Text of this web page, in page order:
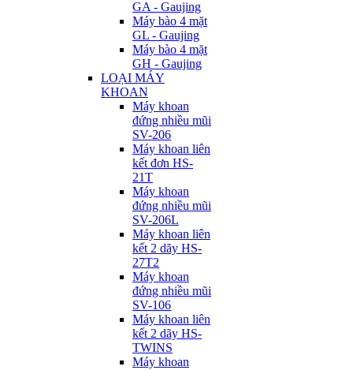
GA - Gaujing
Máy bào 4 mặt
GL - Gaujing
Máy bào 4 mặt
GH - Gaujing
LOẠI MÁY
KHOAN
Máy khoan
đứng nhiều mũi
SV-206
Máy khoan liên
kết đơn HS-
21T
Máy khoan
đứng nhiều mũi
SV-206L
Máy khoan liên
kết 2 dãy HS-
27T2
Máy khoan
đứng nhiều mũi
SV-106
Máy khoan liên
kết 2 dãy HS-
TWINS
Máy khoan